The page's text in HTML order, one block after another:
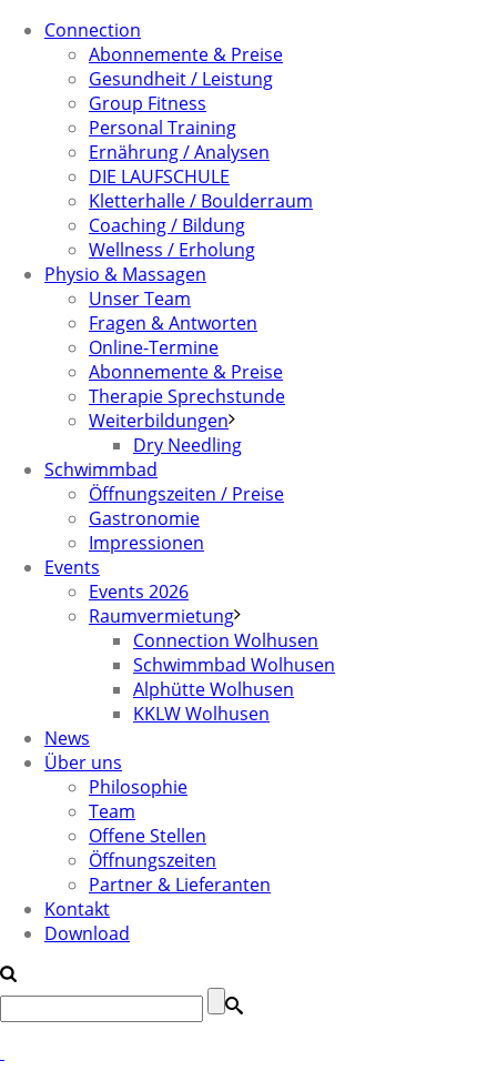
Connection
Abonnemente & Preise
Gesundheit / Leistung
Group Fitness
Personal Training
Ernährung / Analysen
DIE LAUFSCHULE
Kletterhalle / Boulderraum
Coaching / Bildung
Wellness / Erholung
Physio & Massagen
Unser Team
Fragen & Antworten
Online-Termine
Abonnemente & Preise
Therapie Sprechstunde
Weiterbildungen
Dry Needling
Schwimmbad
Öffnungszeiten / Preise
Gastronomie
Impressionen
Events
Events 2026
Raumvermietung
Connection Wolhusen
Schwimmbad Wolhusen
Alphütte Wolhusen
KKLW Wolhusen
News
Über uns
Philosophie
Team
Offene Stellen
Öffnungszeiten
Partner & Lieferanten
Kontakt
Download